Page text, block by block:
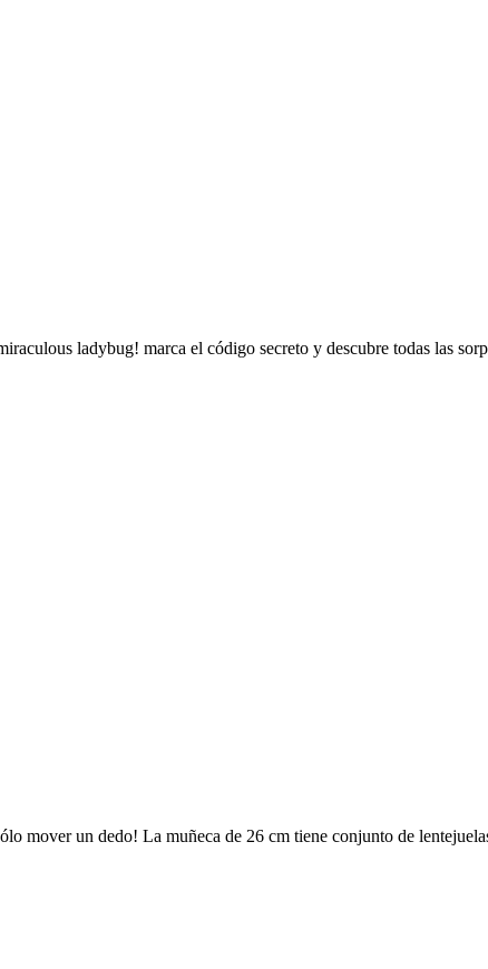
ladybug! marca el código secreto y descubre todas las
mover un dedo! La muñeca de 26 cm tiene conjunto de